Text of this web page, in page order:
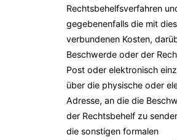
Rechtsbehelfsverfahren
gegebenenfalls die mit
verbundenen Kosten,
Beschwerde oder der
Post oder elektronisch
über die physische oder
Adresse, an die die
der Rechtsbehelf zu
die sonstigen formalen